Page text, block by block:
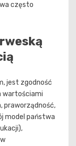
często
jest zgodność
wartościami
praworządność,
model państwa